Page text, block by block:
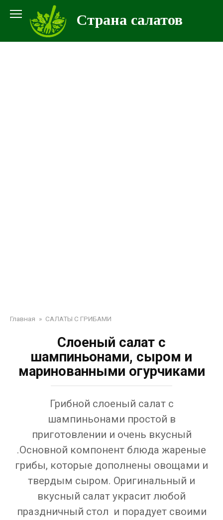
контенту
Страна салатов
Главная » САЛАТЫ С ГРИБАМИ
Слоеный салат с
шампиньонами, сыром и
маринованными огурчиками
Грибной слоеный салат с
шампиньонами простой в
приготовлении и очень вкусный
.Основной компонент блюда жареные
грибы, которые дополнены овощами и
твердым сыром. Оригинальный и
вкусный салат украсит любой
праздничный стол и порадует своими